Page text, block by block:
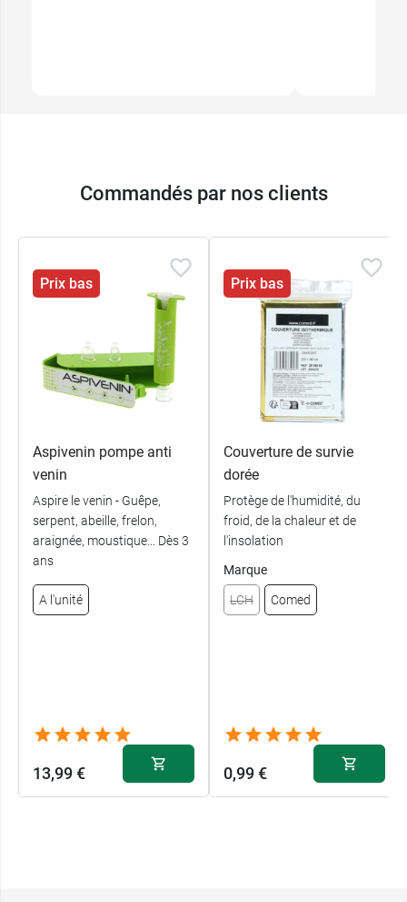
Commandés par nos clients
Prix bas
Aspivenin pompe anti
venin
Aspire le venin - Guêpe,
serpent, abeille, frelon,
araignée, moustique... Dès 3
ans
A l'unité
13,99 €
Prix bas
Couverture de survie
dorée
Protège de l'humidité, du
froid, de la chaleur et de
l'insolation
Marque
LCH Comed
0,99 €